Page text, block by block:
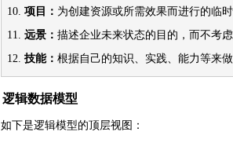
10. 项目： 为创建资源或所需效果而进行的临时
11. 远景： 描述企业未来状态的目的，而不考
12. 技能： 根据自己的知识、实践、能力等来做
逻辑数据模型
如下是逻辑模型的顶层视图：